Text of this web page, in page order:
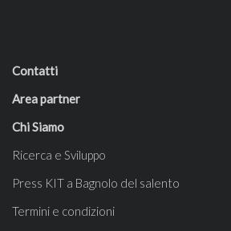
Contatti
Area partner
Chi Siamo
Ricerca e Sviluppo
Press KIT a Bagnolo del salento
Termini e condizioni